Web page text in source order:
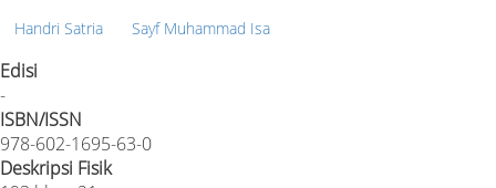
Handri Satria Sayf Muhammad Isa
Edisi
-
ISBN/ISSN
978-602-1695-63-0
Deskripsi Fisik